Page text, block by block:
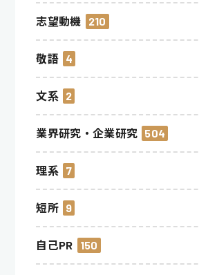
志望動機 210
敬語 4
文系 2
業界研究・企業研究 504
理系 7
短所 9
自己PR 150